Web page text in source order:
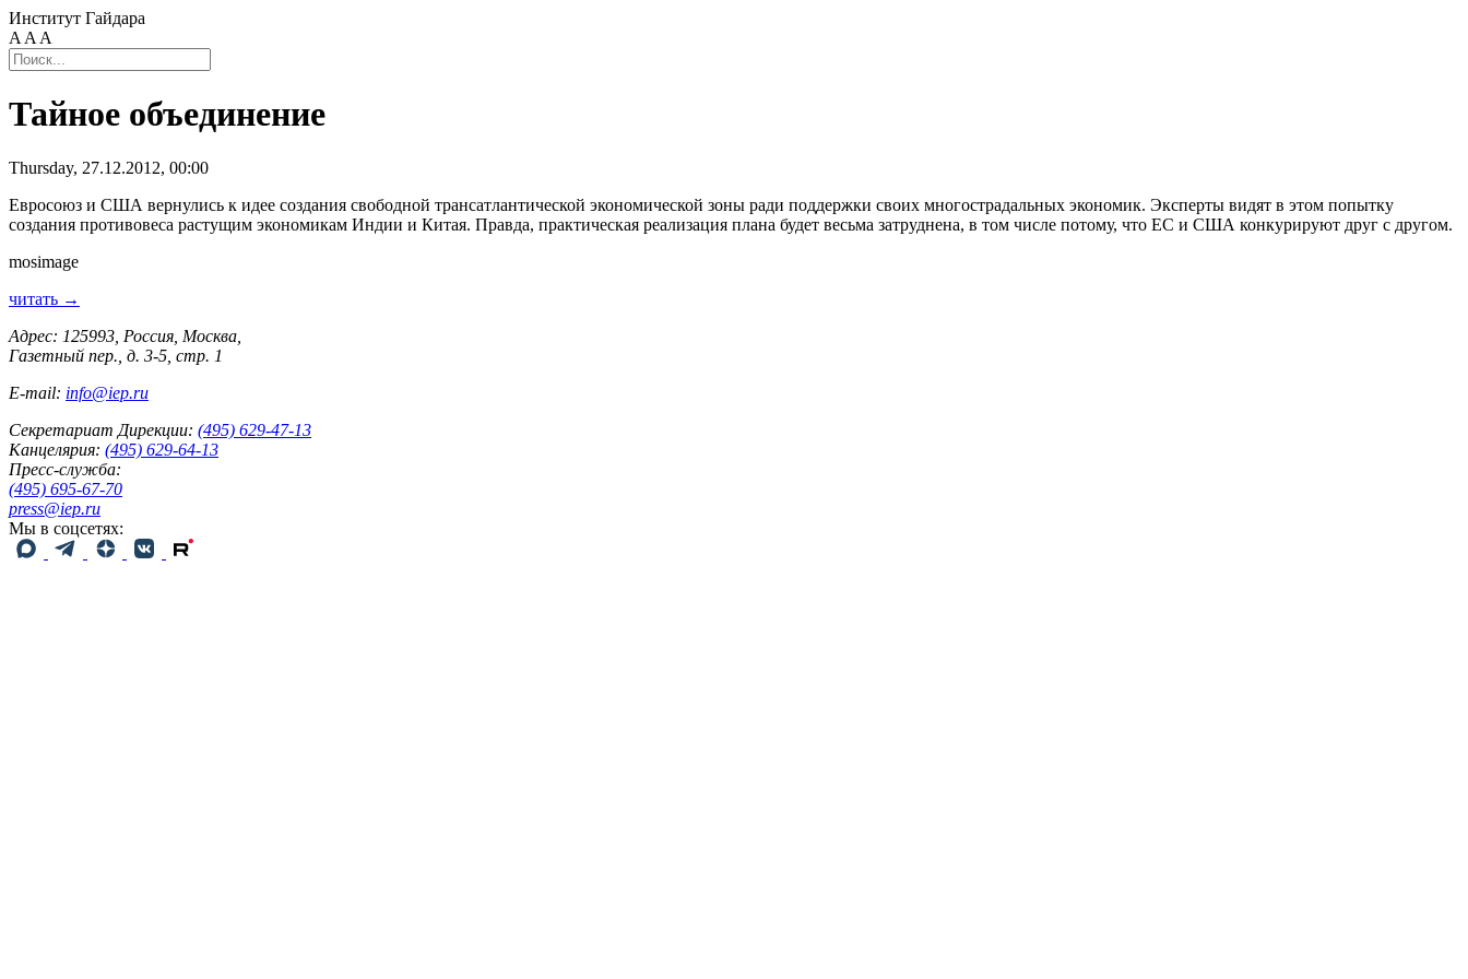
Институт Гайдара
A A A
Тайное объединение
Thursday, 27.12.2012, 00:00
Евросоюз и США вернулись к идее создания свободной трансатлантической экономической зоны ради поддержки своих многострадальных экономик. Эксперты видят в этом попытку
создания противовеса растущим экономикам Индии и Китая. Правда, практическая реализация плана будет весьма затруднена, в том числе потому, что ЕС и США конкурируют друг с другом.
mosimage
читать →
Адрес: 125993, Россия, Москва,
Газетный пер., д. 3-5, стр. 1
E-mail: info@iep.ru
Секретариат Дирекции: (495) 629-47-13
Канцелярия: (495) 629-64-13
Пресс-служба:
(495) 695-67-70
press@iep.ru
Мы в соцсетях: